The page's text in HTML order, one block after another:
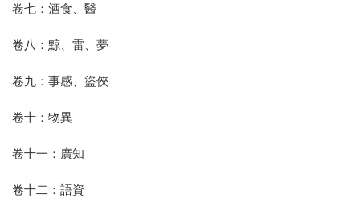
卷七：酒食、醫
卷八：黥、雷、夢
卷九：事感、盜俠
卷十：物異
卷十一：廣知
卷十二：語資